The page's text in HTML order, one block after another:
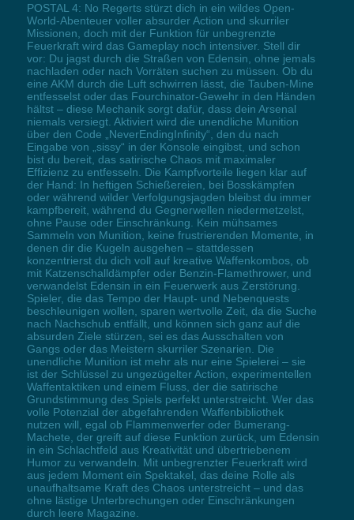
POSTAL 4: No Regerts stürzt dich in ein wildes Open-
World-Abenteuer voller absurder Action und skurriler
Missionen, doch mit der Funktion für unbegrenzte
Feuerkraft wird das Gameplay noch intensiver. Stell dir
vor: Du jagst durch die Straßen von Edensin, ohne jemals
nachladen oder nach Vorräten suchen zu müssen. Ob du
eine AKM durch die Luft schwirren lässt, die Tauben-Mine
entfesselst oder das Fourchinator-Gewehr in den Händen
hältst – diese Mechanik sorgt dafür, dass dein Arsenal
niemals versiegt. Aktiviert wird die unendliche Munition
über den Code „NeverEndingInfinity“, den du nach
Eingabe von „sissy“ in der Konsole eingibst, und schon
bist du bereit, das satirische Chaos mit maximaler
Effizienz zu entfesseln. Die Kampfvorteile liegen klar auf
der Hand: In heftigen Schießereien, bei Bosskämpfen
oder während wilder Verfolgungsjagden bleibst du immer
kampfbereit, während du Gegnerwellen niedermetzelst,
ohne Pause oder Einschränkung. Kein mühsames
Sammeln von Munition, keine frustrierenden Momente, in
denen dir die Kugeln ausgehen – stattdessen
konzentrierst du dich voll auf kreative Waffenkombos, ob
mit Katzenschalldämpfer oder Benzin-Flamethrower, und
verwandelst Edensin in ein Feuerwerk aus Zerstörung.
Spieler, die das Tempo der Haupt- und Nebenquests
beschleunigen wollen, sparen wertvolle Zeit, da die Suche
nach Nachschub entfällt, und können sich ganz auf die
absurden Ziele stürzen, sei es das Ausschalten von
Gangs oder das Meistern skurriler Szenarien. Die
unendliche Munition ist mehr als nur eine Spielerei – sie
ist der Schlüssel zu ungezügelter Action, experimentellen
Waffentaktiken und einem Fluss, der die satirische
Grundstimmung des Spiels perfekt unterstreicht. Wer das
volle Potenzial der abgefahrenden Waffenbibliothek
nutzen will, egal ob Flammenwerfer oder Bumerang-
Machete, der greift auf diese Funktion zurück, um Edensin
in ein Schlachtfeld aus Kreativität und übertriebenem
Humor zu verwandeln. Mit unbegrenzter Feuerkraft wird
aus jedem Moment ein Spektakel, das deine Rolle als
unaufhaltsame Kraft des Chaos unterstreicht – und das
ohne lästige Unterbrechungen oder Einschränkungen
durch leere Magazine.